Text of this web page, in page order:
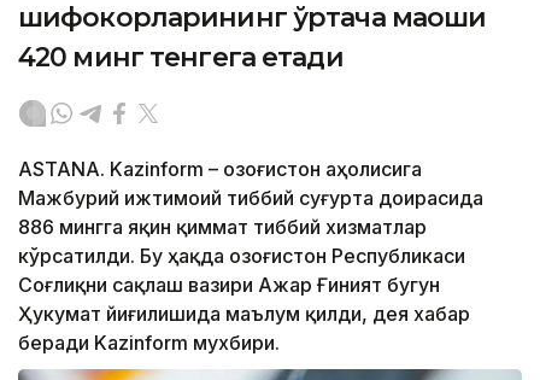
шифокорларининг ўртача маоши
420 минг тенгега етади
ASTANA. Kazinform – Қозоғистон аҳолисига
Мажбурий ижтимоий тиббий суғурта доирасида
886 мингга яқин қиммат тиббий хизматлар
кўрсатилди. Бу ҳақда Қозоғистон Республикаси
Соғлиқни сақлаш вазири Ажар Ғиният бугун
Ҳукумат йиғилишида маълум қилди, дея хабар
беради Kazinform мухбири.